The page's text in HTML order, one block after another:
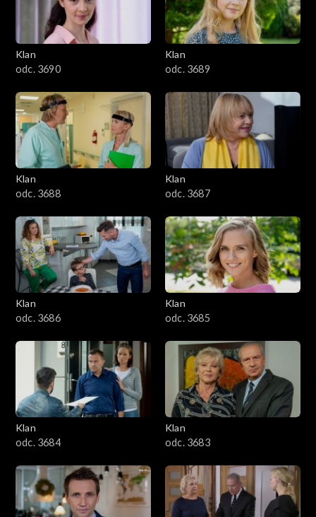
2801–2900
2701–2800
2501–2600
2401–2500
2301–2400
2201–2300
2101–2200
2001–2100
1901–2000
1801–1900
1701–1800
1601–1700
1501–1600
1401–1500
Klan
odc. 3690
Klan
odc. 3689
Klan
odc. 3688
Klan
odc. 3687
Klan
odc. 3686
Klan
odc. 3685
Klan
odc. 3684
Klan
odc. 3683